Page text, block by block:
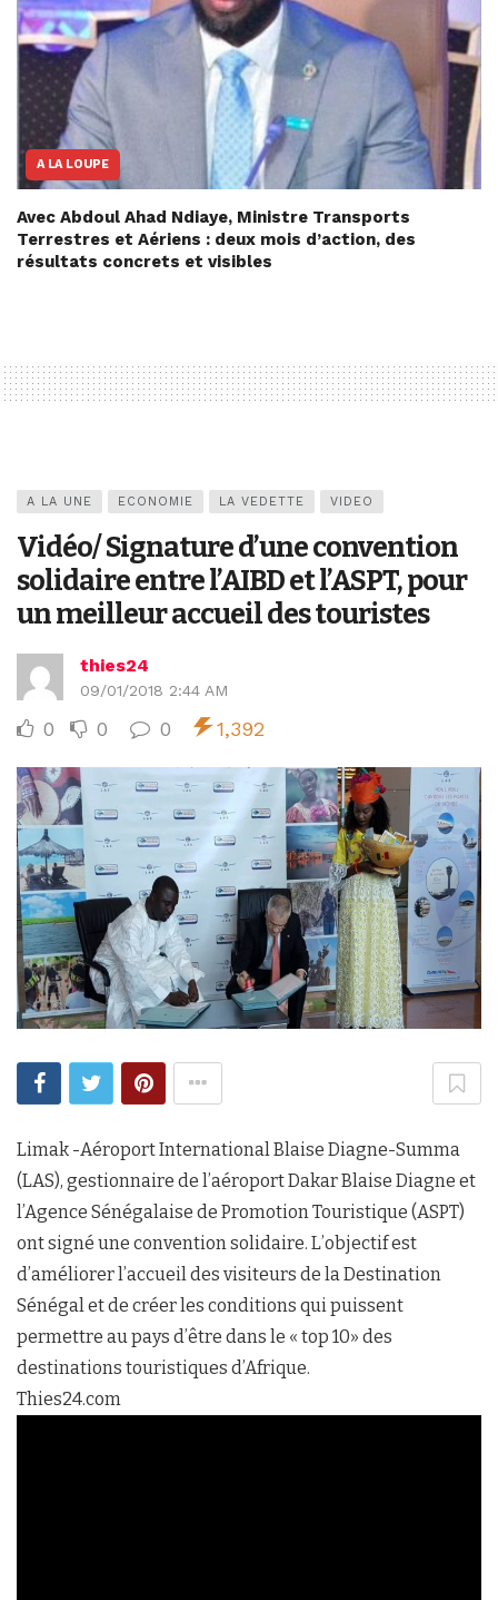
A LA LOUPE
Avec Abdoul Ahad Ndiaye, Ministre Transports
Terrestres et Aériens : deux mois d’action, des
résultats concrets et visibles
A LA UNE ECONOMIE LA VEDETTE VIDEO
Vidéo/ Signature d’une convention
solidaire entre l’AIBD et l’ASPT, pour
un meilleur accueil des touristes
thies24
09/01/2018 2:44 AM
0 0 0 1,392
Limak -Aéroport International Blaise Diagne-Summa
(LAS), gestionnaire de l’aéroport Dakar Blaise Diagne et
l’Agence Sénégalaise de Promotion Touristique (ASPT)
ont signé une convention solidaire. L’objectif est
d’améliorer l’accueil des visiteurs de la Destination
Sénégal et de créer les conditions qui puissent
permettre au pays d’être dans le « top 10» des
destinations touristiques d’Afrique.
Thies24.com